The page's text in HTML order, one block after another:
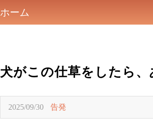
ホーム
犬がこの仕草をしたら、
2025/09/30 告発